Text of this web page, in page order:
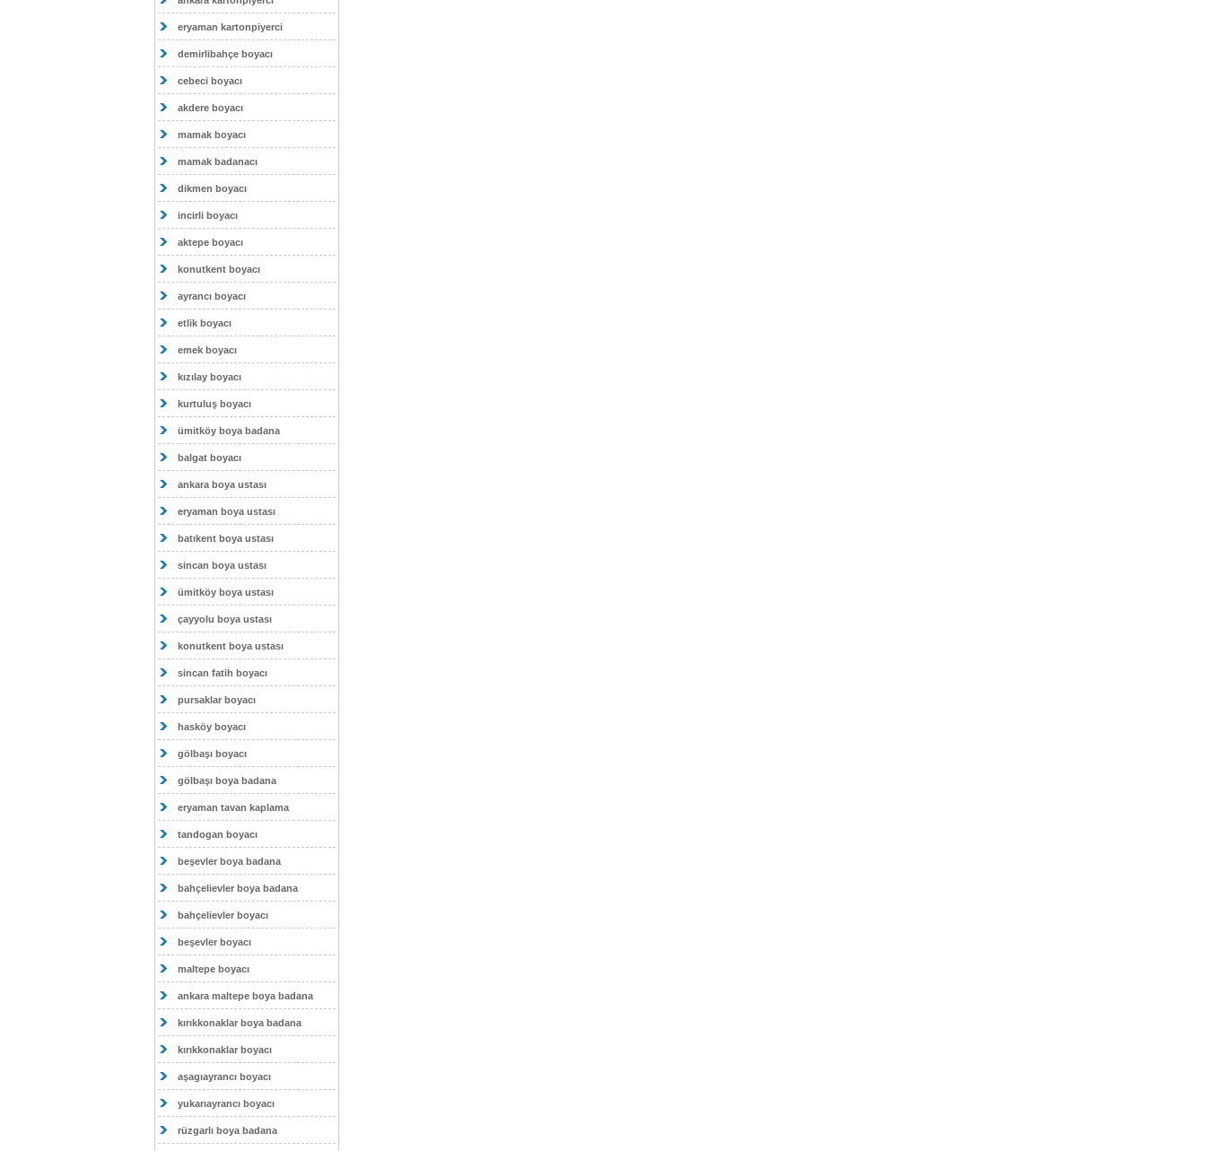
eryaman kartonpiyerci
demirlibahçe boyacı
cebeci boyacı
akdere boyacı
mamak boyacı
mamak badanacı
dikmen boyacı
incirli boyacı
aktepe boyacı
konutkent boyacı
ayrancı boyacı
etlik boyacı
emek boyacı
kızılay boyacı
kurtuluş boyacı
ümitköy boya badana
balgat boyacı
ankara boya ustası
eryaman boya ustası
batıkent boya ustası
sincan boya ustası
ümitköy boya ustası
çayyolu boya ustası
konutkent boya ustası
sincan fatih boyacı
pursaklar boyacı
hasköy boyacı
gölbaşı boyacı
gölbaşı boya badana
eryaman tavan kaplama
tandogan boyacı
beşevler boya badana
bahçelievler boya badana
bahçelievler boyacı
beşevler boyacı
maltepe boyacı
ankara maltepe boya badana
kırıkkonaklar boya badana
kırıkkonaklar boyacı
aşagıayrancı boyacı
yukarıayrancı boyacı
rüzgarlı boya badana